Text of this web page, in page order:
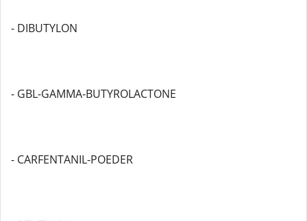
- DIBUTYLON
- GBL-GAMMA-BUTYROLACTONE
- CARFENTANIL-POEDER